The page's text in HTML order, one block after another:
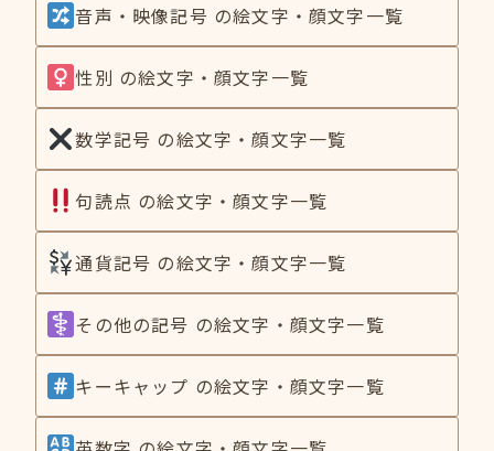
音声・映像記号 の絵文字・顔文字一覧
性別 の絵文字・顔文字一覧
数学記号 の絵文字・顔文字一覧
句読点 の絵文字・顔文字一覧
通貨記号 の絵文字・顔文字一覧
その他の記号 の絵文字・顔文字一覧
キーキャップ の絵文字・顔文字一覧